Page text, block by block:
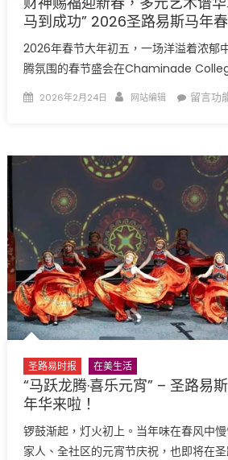
信
會
慶
節
中
马到成功” 2026圣路易斯马年
2026年春节大年初五，一场洋溢着浓郁
腾氛围的春节盛会在Chaminade
Posted
2026年2月24日 Author
网站编辑
在
福
迎
新
多
元
艺
术
谱
华
“春
新
程
留言功
圣路易时报 在美生活
“马跃龙腾·喜乐元宵” – 圣路易
年华来啦！
锣鼓渐起，灯火初上。当年味在春风中
家人、全社区的元宵节庆祝，也即将在圣